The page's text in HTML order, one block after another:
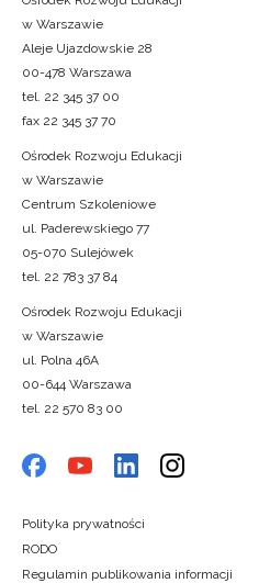
w Warszawie
Aleje Ujazdowskie 28
00-478 Warszawa
tel. 22 345 37 00
fax 22 345 37 70
Ośrodek Rozwoju Edukacji
w Warszawie
Centrum Szkoleniowe
ul. Paderewskiego 77
05-070 Sulejówek
tel. 22 783 37 84
Ośrodek Rozwoju Edukacji
w Warszawie
ul. Polna 46A
00-644 Warszawa
tel. 22 570 83 00
Polityka prywatności
RODO
Regulamin publikowania informacji